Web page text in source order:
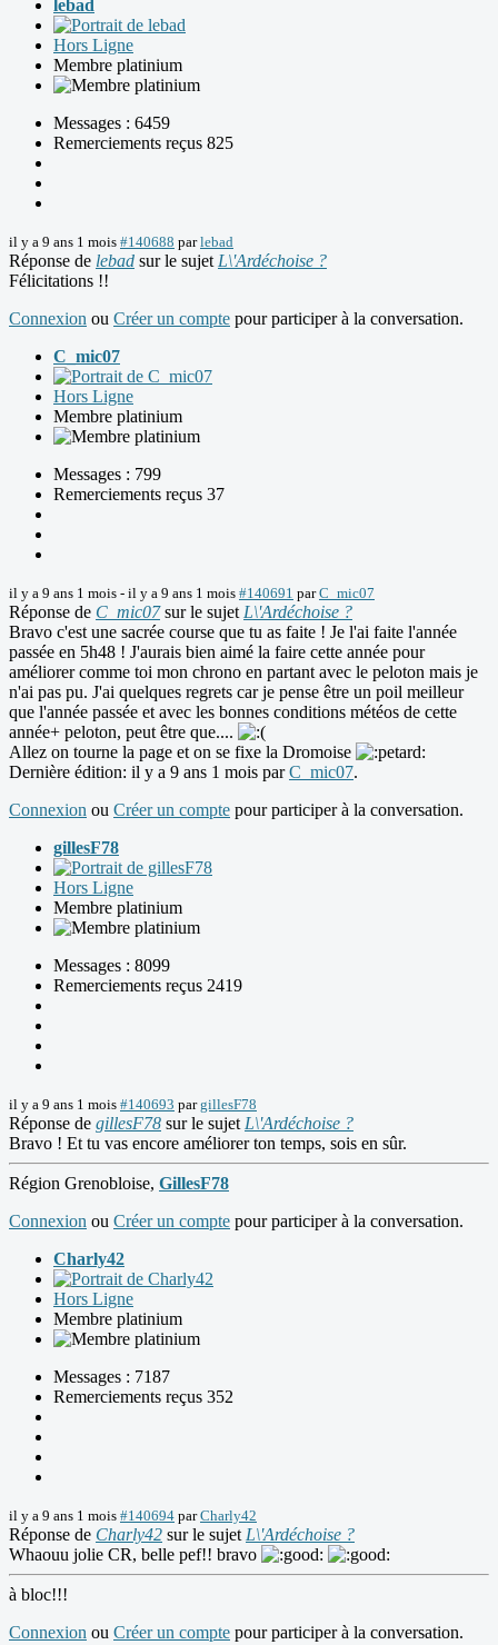
lebad
Hors Ligne
Membre platinium
Messages : 6459
Remerciements reçus 825
il y a 9 ans 1 mois #140688 parlebad
Réponse de lebad sur le sujet L\'Ardéchoise ?
Félicitations !!
Connexion ou Créer un compte pour participer à la conversation.
C_mic07
Hors Ligne
Membre platinium
Messages : 799
Remerciements reçus 37
il y a 9 ans 1 mois - il y a 9 ans 1 mois #140691 parC_mic07
Réponse de C_mic07sur le sujet L\'Ardéchoise ?
Bravo c'est une sacrée course que tu as faite ! Je l'ai faite l'année
passée en 5h48 ! J'aurais bien aimé la faire cette année pour
améliorer comme toi mon chrono en partant avec le peloton mais je
n'ai pas pu. J'ai quelques regrets car je pense être un poil meilleur
que l'année passée et avec les bonnes conditions météos de cette
année+ peloton, peut être que....
Allez on tourne la page et on se fixe la Dromoise
Dernière édition: il y a 9 ans 1 mois parC_mic07.
Connexion ou Créer un compte pour participer à la conversation.
gillesF78
Hors Ligne
Membre platinium
Messages : 8099
Remerciements reçus 2419
il y a 9 ans 1 mois #140693 pargillesF78
Réponse de gillesF78 sur le sujet L\'Ardéchoise ?
Bravo ! Et tu vas encore améliorer ton temps, sois en sûr.
Région Grenobloise, GillesF78
Connexion ou Créer un compte pour participer à la conversation.
Charly42
Hors Ligne
Membre platinium
Messages : 7187
Remerciements reçus 352
il y a 9 ans 1 mois #140694 parCharly42
Réponse de Charly42 sur le sujet L\'Ardéchoise ?
Whaouu jolie CR, belle pef!! bravo
à bloc!!!
Connexion ou Créer un compte pour participer à la conversation.